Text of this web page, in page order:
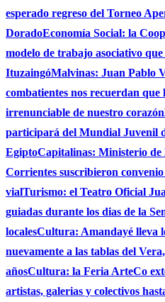
esperado regreso del Torneo
DoradoEconomía Social: la
modelo de trabajo asociativo
ItuzaingóMalvinas: Juan Pablo
combatientes nos recuerdan que
irrenunciable de nuestro corazón
participará del Mundial Juvenil
EgiptoCapitalinas: Ministerio
Corrientes suscribieron
vialTurismo: el Teatro Oficial
guiadas durante los dias de la
localesCultura: Amandayé lleva
nuevamente a las tablas del
añosCultura: la Feria ArteCo
artistas, galerias y colectivos